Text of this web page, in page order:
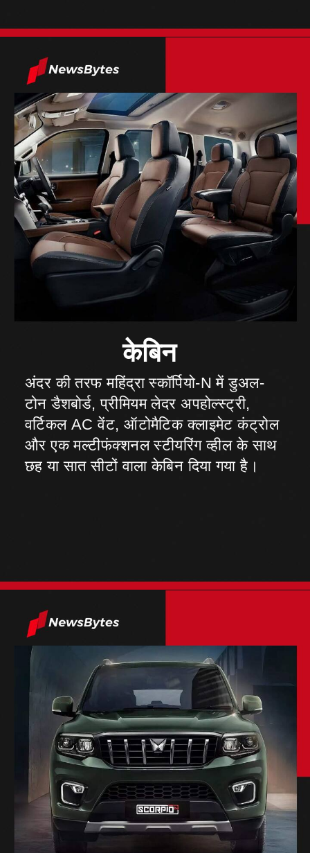
केबिन
अंदर की तरफ महिंद्रा स्कॉर्पियो-N में डुअल-
टोन डैशबोर्ड, प्रीमियम लेदर अपहोल्स्ट्री,
वर्टिकल AC वेंट, ऑटोमैटिक क्लाइमेट कंट्रोल
और एक मल्टीफंक्शनल स्टीयरिंग व्हील के साथ